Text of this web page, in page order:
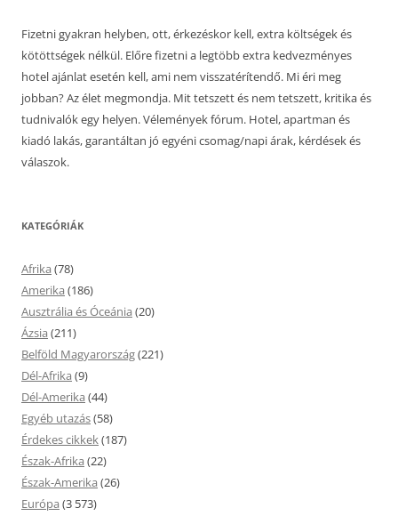
Fizetni gyakran helyben, ott, érkezéskor kell, extra költségek és
kötöttségek nélkül. Előre fizetni a legtöbb extra kedvezményes
hotel ajánlat esetén kell, ami nem visszatérítendő. Mi éri meg
jobban? Az élet megmondja. Mit tetszett és nem tetszett, kritika és
tudnivalók egy helyen. Vélemények fórum. Hotel, apartman és
kiadó lakás, garantáltan jó egyéni csomag/napi árak, kérdések és
válaszok.
KATEGÓRIÁK
Afrika (78)
Amerika (186)
Ausztrália és Óceánia (20)
Ázsia (211)
Belföld Magyarország(221)
Dél-Afrika (9)
Dél-Amerika (44)
Egyéb utazás(58)
Érdekes cikkek(187)
Észak-Afrika (22)
Észak-Amerika (26)
Európa (3 573)